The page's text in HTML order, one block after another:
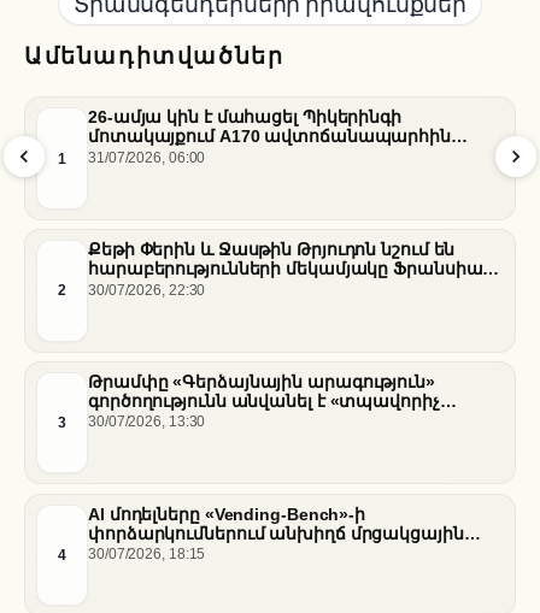
Ամենադիտվածներ
1
26-ամյա կին է մահացել Պիկերինգի
մոտակայքում A170 ավտոճանապարհին
տեղի ունեցած վթարի հետևանքով
31/07/2026, 06:00
2
Քեթի Փերին և Ջասթին Թրյուդոն նշում են
հարաբերությունների մեկամյակը Ֆրանսիայի
հարավում
30/07/2026, 22:30
3
Թրամփը «Գերձայնային արագություն»
գործողությունն անվանել է «տպավորիչ
հաջողություն» Սենատում Ֆաուչիի լսումների
30/07/2026, 13:30
4
AI մոդելները «Vending-Bench»-ի
փորձարկումներում անխիղճ մրցակցային
վարքագիծ են դրսևորել
30/07/2026, 18:15